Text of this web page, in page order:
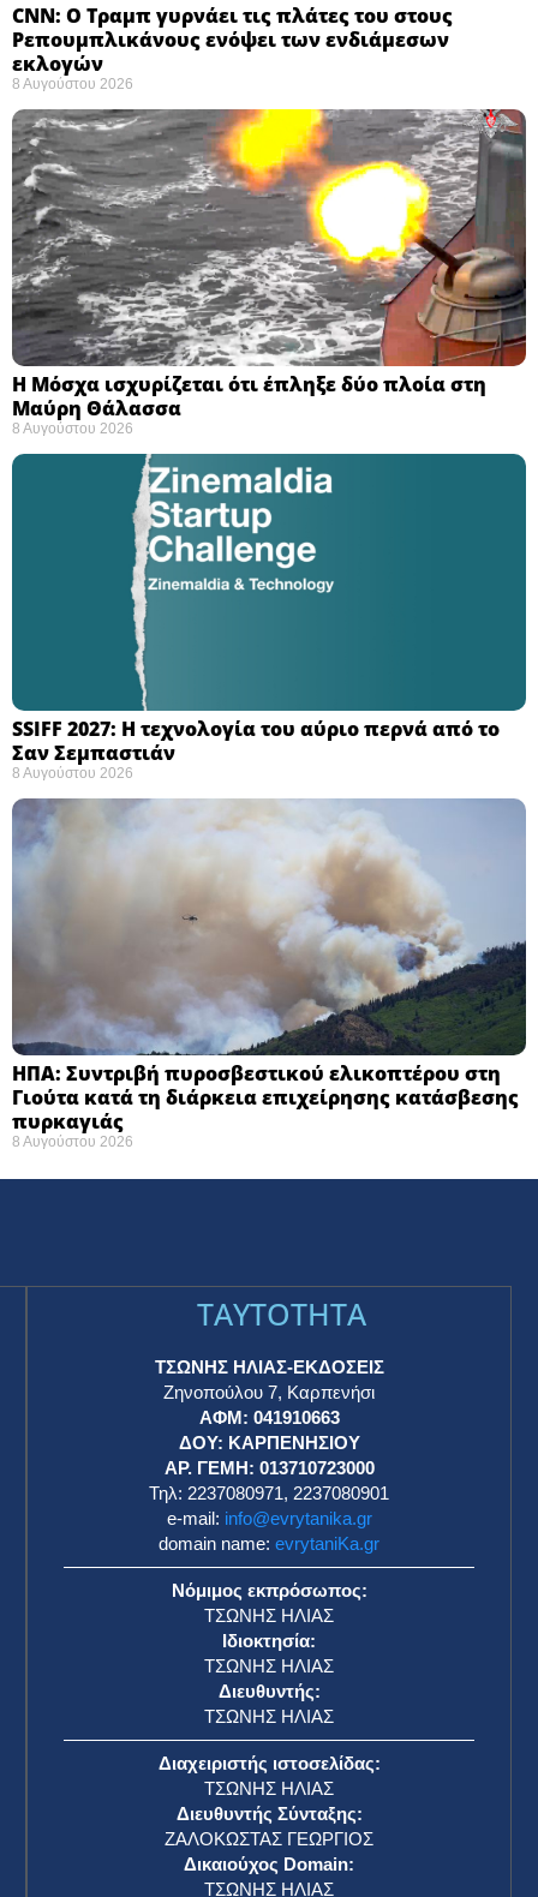
CNN: Ο Τραμπ γυρνάει τις πλάτες του στους
Ρεπουμπλικάνους ενόψει των ενδιάμεσων
εκλογών ​
8 Αυγούστου 2026
Η Μόσχα ισχυρίζεται ότι έπληξε δύο πλοία στη
Μαύρη Θάλασσα ​
8 Αυγούστου 2026
SSIFF 2027: Η τεχνολογία του αύριο περνά από το
Σαν Σεμπαστιάν ​
8 Αυγούστου 2026
ΗΠΑ: Συντριβή πυροσβεστικού ελικοπτέρου στη
Γιούτα κατά τη διάρκεια επιχείρησης κατάσβεσης
πυρκαγιάς ​
8 Αυγούστου 2026
TAYTOTHTA
ΤΣΩΝΗΣ ΗΛΙΑΣ-ΕΚΔΟΣΕΙΣ
Ζηνοπούλου 7, Καρπενήσι
ΑΦΜ: 041910663
ΔΟΥ: ΚΑΡΠΕΝΗΣΙΟΥ
ΑΡ. ΓΕΜΗ: 013710723000
Τηλ: 2237080971, 2237080901
e-mail: info@evrytanika.gr
domain name: evrytaniKa.gr
Νόμιμος εκπρόσωπος:
ΤΣΩΝΗΣ ΗΛΙΑΣ
Ιδιοκτησία:
ΤΣΩΝΗΣ ΗΛΙΑΣ
Διευθυντής:
ΤΣΩΝΗΣ ΗΛΙΑΣ
Διαχειριστής ιστοσελίδας:
ΤΣΩΝΗΣ ΗΛΙΑΣ
Διευθυντής Σύνταξης:
ΖΑΛΟΚΩΣΤΑΣ ΓΕΩΡΓΙΟΣ
Δικαιούχος Domain:
ΤΣΩΝΗΣ ΗΛΙΑΣ